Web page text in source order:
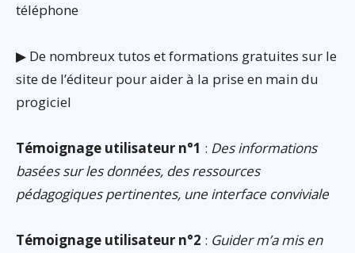
téléphone
▶ De nombreux tutos et formations gratuites sur le
site de l’éditeur pour aider à la prise en main du
progiciel
Témoignage utilisateur n°1 : Des informations
basées sur les données, des ressources
pédagogiques pertinentes, une interface conviviale
Témoignage utilisateur n°2 : Guider m’a mis en